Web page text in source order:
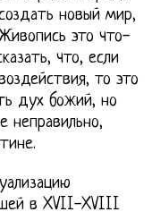
новый мир,
это что-
что, если
то это
дух божий, но
неправильно,
в XVII-XVIII